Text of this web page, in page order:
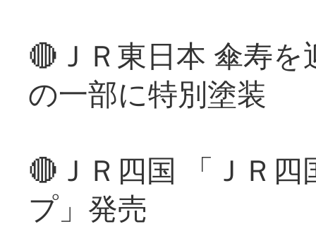
🔴ＪＲ東日本 傘寿
の一部に特別塗装
🔴ＪＲ四国 「ＪＲ
プ」発売